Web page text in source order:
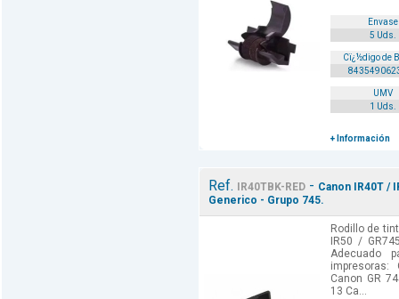
Envase
5 Uds.
Cï¿½digo de
UMV
1 Uds.
+ Información
Ref. IR40TBK-RED- Canon IR40T /
Generico - Grupo 745.
Rodillo de
IR50 /
Adecuado
Canon GR
13 Ca...